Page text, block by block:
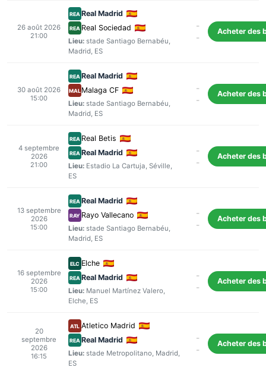
26 août 2026
21:00
REA Real Madrid
REA Real Sociedad
Lieu: stade Santiago Bernabéu,
Madrid, ES
-
-
Acheter des
30 août 2026
15:00
REA Real Madrid
MAL Malaga CF
Lieu: stade Santiago Bernabéu,
Madrid, ES
-
-
Acheter des
4 septembre
2026
21:00
REA Real Betis
REA Real Madrid
Lieu: Estadio La Cartuja, Séville,
ES
-
-
Acheter des
13 septembre
2026
15:00
REA Real Madrid
RAY Rayo Vallecano
Lieu: stade Santiago Bernabéu,
Madrid, ES
-
-
Acheter des
16 septembre
2026
15:00
ELC Elche
REA Real Madrid
Lieu: Manuel Martínez Valero,
Elche, ES
-
-
Acheter des
20
septembre
2026
16:15
ATL Atletico Madrid
REA Real Madrid
Lieu: stade Metropolitano, Madrid,
ES
-
-
Acheter des